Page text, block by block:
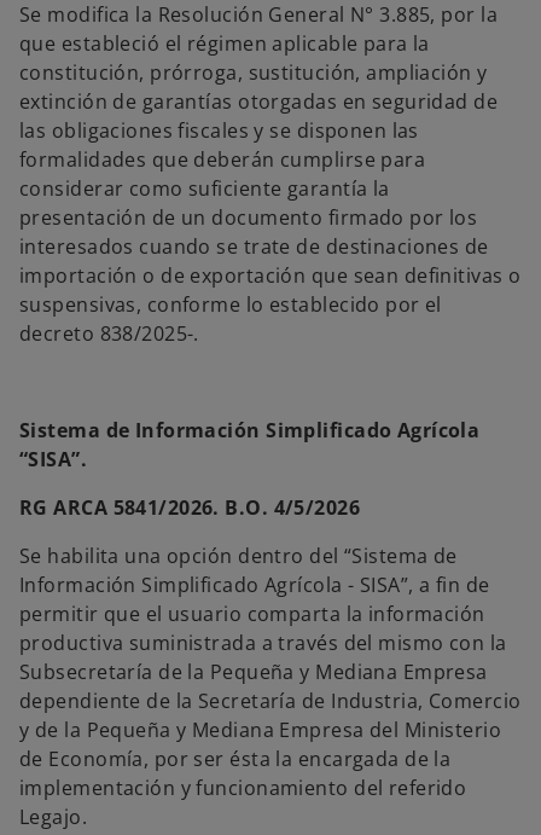
Se modifica la Resolución General N° 3.885, por la
que estableció el régimen aplicable para la
constitución, prórroga, sustitución, ampliación y
extinción de garantías otorgadas en seguridad de
las obligaciones fiscales y se disponen las
formalidades que deberán cumplirse para
considerar como suficiente garantía la
presentación de un documento firmado por los
interesados cuando se trate de destinaciones de
importación o de exportación que sean definitivas o
suspensivas, conforme lo establecido por el
decreto 838/2025-.
Sistema de Información Simplificado Agrícola
“SISA”.
RG ARCA 5841/2026. B.O. 4/5/2026
Se habilita una opción dentro del “Sistema de
Información Simplificado Agrícola - SISA”, a fin de
permitir que el usuario comparta la información
productiva suministrada a través del mismo con la
Subsecretaría de la Pequeña y Mediana Empresa
dependiente de la Secretaría de Industria, Comercio
y de la Pequeña y Mediana Empresa del Ministerio
de Economía, por ser ésta la encargada de la
implementación y funcionamiento del referido
Legajo.